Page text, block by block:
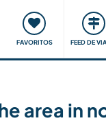
FAVORITOS FEED DE
aprender
area in